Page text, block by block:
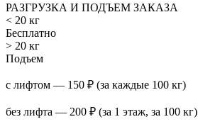
РАЗГРУЗКА И ПОДЪЕМ ЗАКАЗА
< 20 кг
Бесплатно
> 20 кг
Подъем
с лифтом — 150 ₽ (за каждые 100 кг)
без лифта — 200 ₽ (за 1 этаж, за 100 кг)